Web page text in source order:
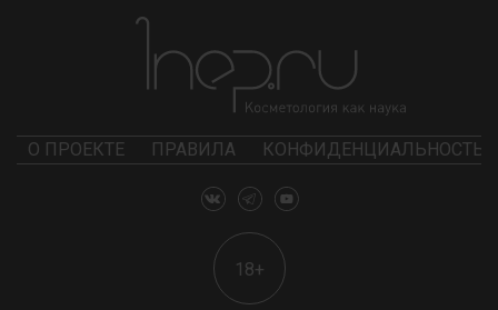
О ПРОЕКТЕ ПРАВИЛА КОНФИДЕНЦИАЛЬНОСТЬ
18+